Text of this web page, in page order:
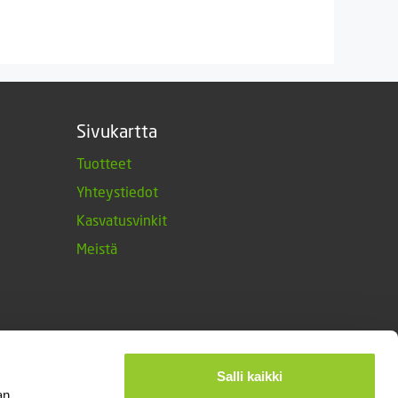
Salli kaikki
Sivukartta
Tuotteet
Yhteystiedot
Kasvatusvinkit
Meistä